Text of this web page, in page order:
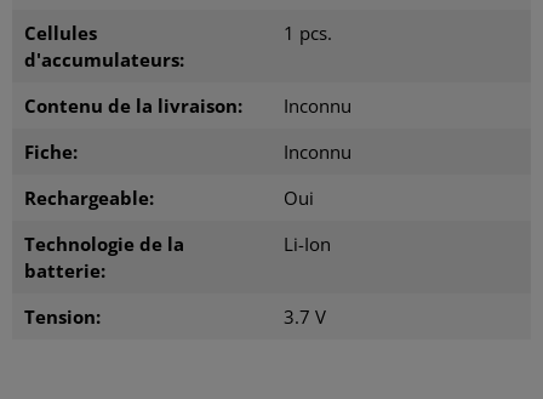
Cellules
d'accumulateurs:
1 pcs.
Contenu de la livraison:
Inconnu
Fiche:
Inconnu
Rechargeable:
Oui
Technologie de la
batterie:
Li-Ion
Tension: 3.7 V